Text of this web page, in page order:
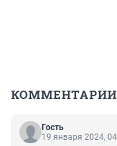
КОММЕНТАРИИ
Гость
19 января 2024,